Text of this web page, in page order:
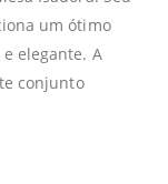
um ótimo
elegante. A
conjunto